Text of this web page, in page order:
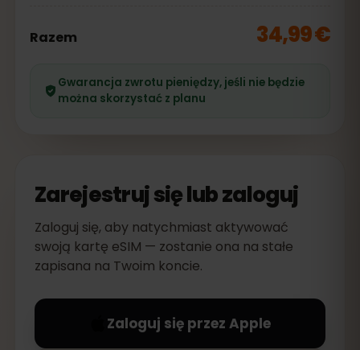
Razem 34,99 €
Gwarancja zwrotu pieniędzy, jeśli nie będzie
można skorzystać z planu
Zarejestruj się lub zaloguj
Zaloguj się, aby natychmiast aktywować
swoją kartę eSIM — zostanie ona na stałe
zapisana na Twoim koncie.
Zaloguj się przez Apple